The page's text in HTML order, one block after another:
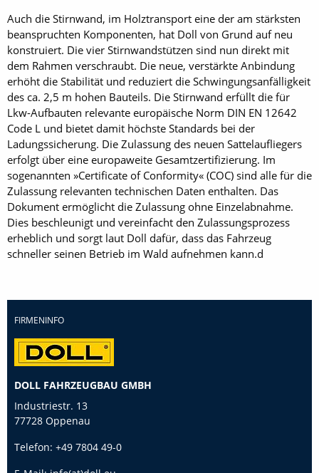
Auch die Stirnwand, im Holztransport eine der am stärksten
beanspruchten Komponenten, hat Doll von Grund auf neu
konstruiert. Die vier Stirnwandstützen sind nun direkt mit
dem Rahmen verschraubt. Die neue, verstärkte Anbindung
erhöht die Stabilität und reduziert die Schwingungsanfälligkeit
des ca. 2,5 m hohen Bauteils. Die Stirnwand erfüllt die für
Lkw-Aufbauten relevante europäische Norm DIN EN 12642
Code L und bietet damit höchste Standards bei der
Ladungssicherung. Die Zulassung des neuen Sattelaufliegers
erfolgt über eine europaweite Gesamtzertifizierung. Im
sogenannten »Certificate of Conformity« (COC) sind alle für die
Zulassung relevanten technischen Daten enthalten. Das
Dokument ermöglicht die Zulassung ohne Einzelabnahme.
Dies beschleunigt und vereinfacht den Zulassungsprozess
erheblich und sorgt laut Doll dafür, dass das Fahrzeug
schneller seinen Betrieb im Wald aufnehmen kann.d
FIRMENINFO
DOLL FAHRZEUGBAU GMBH
Industriestr. 13
77728 Oppenau
Telefon: +49 7804 49-0